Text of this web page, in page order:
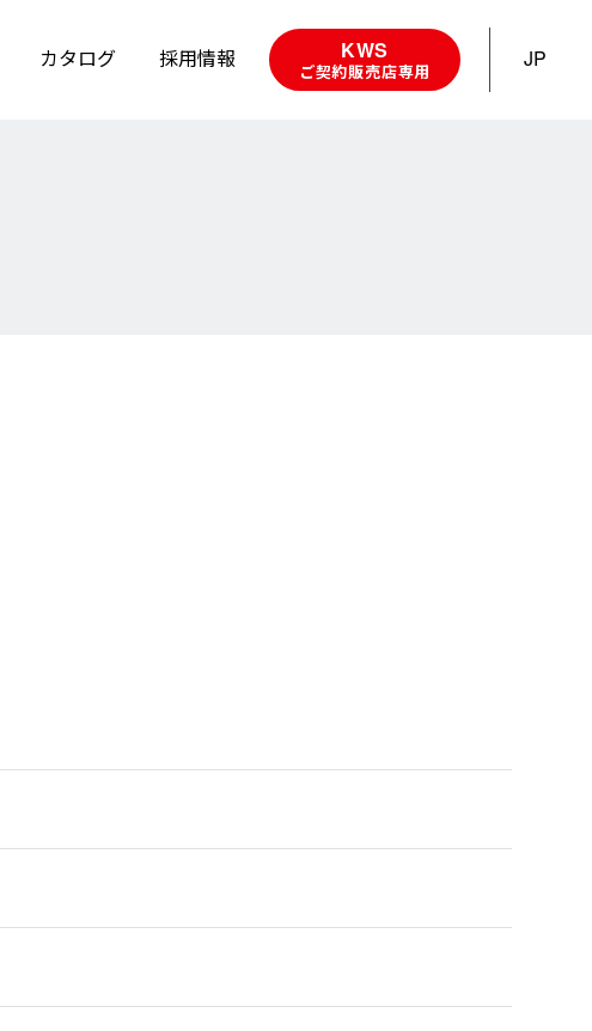
カタログ 採用情報 KWS
ご契約販売店専用 JP